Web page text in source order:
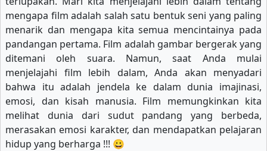
mengapa film adalah salah satu bentuk seni yang paling
menarik dan mengapa kita semua mencintainya pada
pandangan pertama. Film adalah gambar bergerak yang
ditemani oleh suara. Namun, saat Anda mulai
menjelajahi film lebih dalam, Anda akan menyadari
bahwa itu adalah jendela ke dalam dunia imajinasi,
emosi, dan kisah manusia. Film memungkinkan kita
melihat dunia dari sudut pandang yang berbeda,
merasakan emosi karakter, dan mendapatkan pelajaran
hidup yang berharga !!! 😀